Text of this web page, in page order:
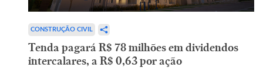
CONSTRUÇÃO CIVIL
Tenda pagará R$ 78 milhões em dividendos
intercalares, a R$ 0,63 por ação